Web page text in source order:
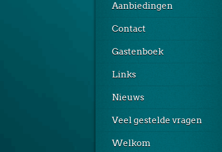
Aanbiedingen
Contact
Gastenboek
Links
Nieuws
Veel gestelde vragen
Welkom